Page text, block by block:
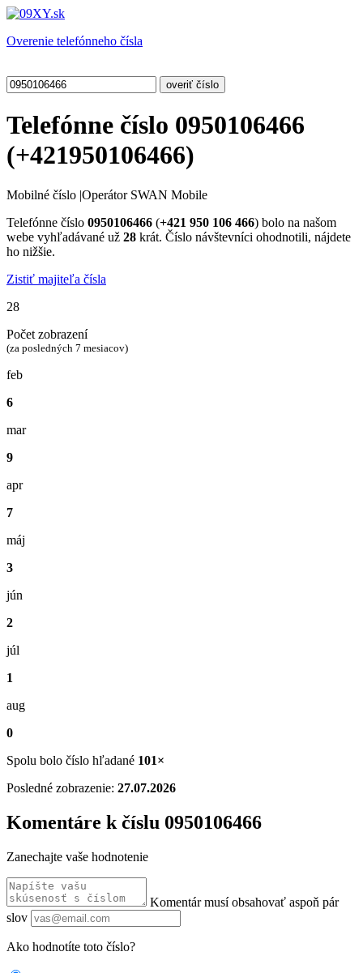
Overenie telefónneho čísla
Telefónne číslo 0950106466
(+421950106466)
Mobilné číslo |Operátor SWAN Mobile
Telefónne číslo 0950106466 (+421 950 106 466) bolo na našom
webe vyhľadávané už 28 krát. Číslo návštevníci ohodnotili, nájdete
ho nižšie.
Zistiť majiteľa čísla
28
Počet zobrazení
(za posledných 7 mesiacov)
feb
6
mar
9
apr
7
máj
3
jún
2
júl
1
aug
0
Spolu bolo číslo hľadané 101×
Posledné zobrazenie: 27.07.2026
Komentáre k číslu 0950106466
Zanechajte vaše hodnotenie
Komentár musí obsahovať aspoň pár
slov
Ako hodnotíte toto číslo?